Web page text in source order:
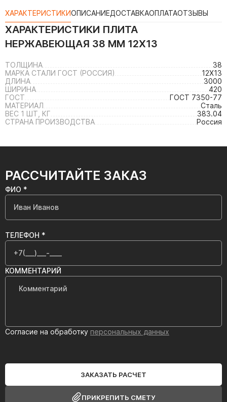
ХАРАКТЕРИСТИКИОПИСАНИЕДОСТАВКАОПЛАТАОТЗЫВЫ
ХАРАКТЕРИСТИКИ ПЛИТА
НЕРЖАВЕЮЩАЯ 38 ММ 12Х13
ТОЛЩИНА
38
МАРКА СТАЛИ ГОСТ (РОССИЯ)
12Х13
ДЛИНА
3000
ШИРИНА
420
ГОСТ
ГОСТ 7350-77
МАТЕРИАЛ
Сталь
ВЕС 1 ШТ, КГ
383.04
СТРАНА ПРОИЗВОДСТВА
Россия
РАССЧИТАЙТЕ ЗАКАЗ
ФИО *
ТЕЛЕФОН *
КОММЕНТАРИЙ
Согласие на обработку персональных данных
ЗАКАЗАТЬ РАСЧЕТ
ПРИКРЕПИТЬ СМЕТУ